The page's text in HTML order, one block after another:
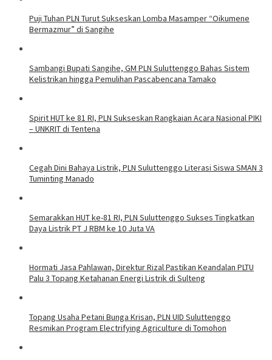
Puji Tuhan PLN Turut Sukseskan Lomba Masamper “Oikumene
Bermazmur” di Sangihe
Sambangi Bupati Sangihe, GM PLN Suluttenggo Bahas Sistem
Kelistrikan hingga Pemulihan Pascabencana Tamako
Spirit HUT ke 81 RI, PLN Sukseskan Rangkaian Acara Nasional PIKI
– UNKRIT di Tentena
Cegah Dini Bahaya Listrik, PLN Suluttenggo Literasi Siswa SMAN 3
Tuminting Manado
Semarakkan HUT ke-81 RI, PLN Suluttenggo Sukses Tingkatkan
Daya Listrik PT J RBM ke 10 Juta VA
Hormati Jasa Pahlawan, Direktur Rizal Pastikan Keandalan PLTU
Palu 3 Topang Ketahanan Energi Listrik di Sulteng
Topang Usaha Petani Bunga Krisan, PLN UID Suluttenggo
Resmikan Program Electrifying Agriculture di Tomohon